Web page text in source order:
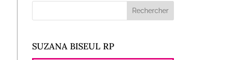
SUZANA BISEUL RP